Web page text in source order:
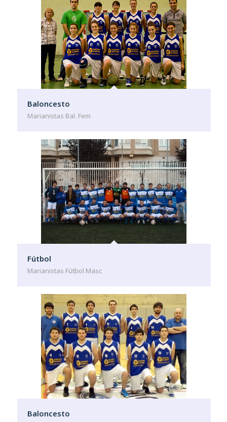
Baloncesto
Marianistas Bal. Fem
Fútbol
Marianistas Fútbol Masc
Baloncesto